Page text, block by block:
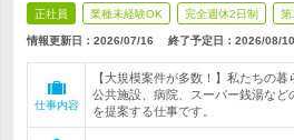
正社員 業種未経験OK 完全週休2日制 第
情報更新日：2026/07/16 終了予定日： 2026/08/10
仕事内容
【大規模案件が多数！】私たちの
公共施設、病院、スーパー銭湯など
を提案する仕事です。